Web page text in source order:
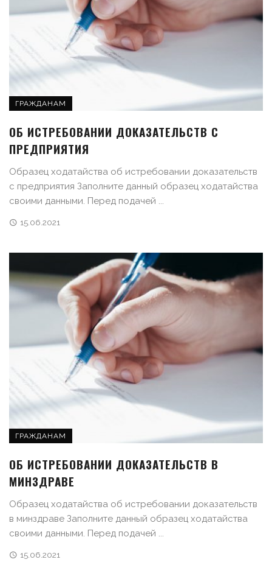
ГРАЖДАНАМ
ОБ ИСТРЕБОВАНИИ ДОКАЗАТЕЛЬСТВ С
ПРЕДПРИЯТИЯ
Образец ходатайства об истребовании доказательств
с предприятия Заполните данный образец ходатайства
своими данными. Перед подачей ...
15.06.2021
ГРАЖДАНАМ
ОБ ИСТРЕБОВАНИИ ДОКАЗАТЕЛЬСТВ В
МИНЗДРАВЕ
Образец ходатайства об истребовании доказательств
в минздраве Заполните данный образец ходатайства
своими данными. Перед подачей ...
15.06.2021